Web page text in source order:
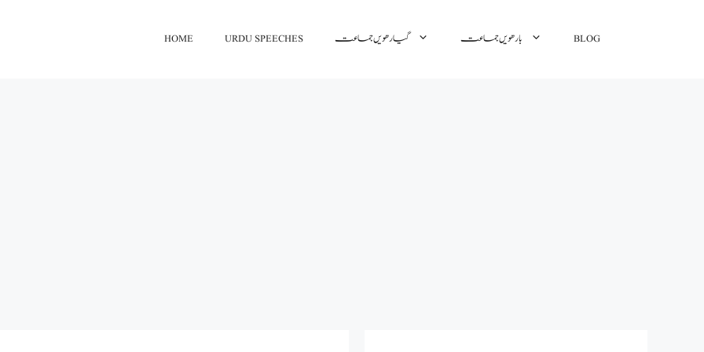
HOME URDU SPEECHES گیارھویں جماعت بارھویں جماعت BLOG